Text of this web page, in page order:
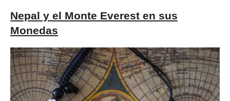
Nepal y el Monte Everest en sus
Monedas